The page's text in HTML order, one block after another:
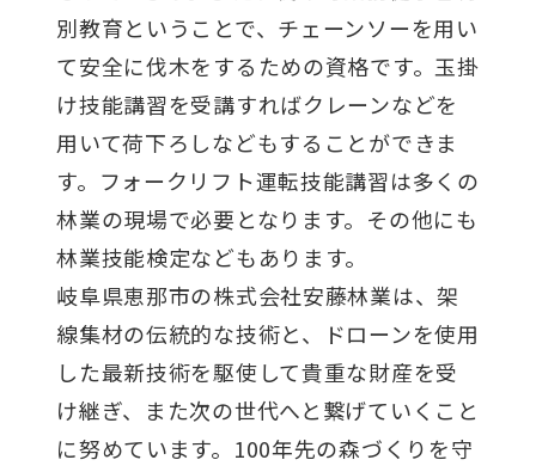
別教育ということで、チェーンソーを用い
て安全に伐木をするための資格です。玉掛
け技能講習を受講すればクレーンなどを
用いて荷下ろしなどもすることができま
す。フォークリフト運転技能講習は多くの
林業の現場で必要となります。その他にも
林業技能検定などもあります。
岐阜県恵那市の株式会社安藤林業は、架
線集材の伝統的な技術と、ドローンを使用
した最新技術を駆使して貴重な財産を受
け継ぎ、また次の世代へと繋げていくこと
に努めています。100年先の森づくりを守